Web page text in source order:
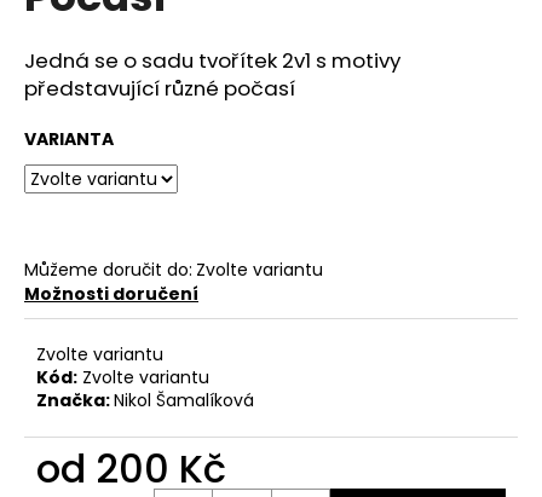
5
hvězdiček.
Jedná se o sadu tvořítek 2v1 s motivy
představující různé počasí
VARIANTA
Můžeme doručit do: Zvolte variantu
Možnosti doručení
Zvolte variantu
Kód: Zvolte variantu
Značka:Nikol Šamalíková
od 200 Kč
j
í
t
?
HLEDAT
D
o
p
o